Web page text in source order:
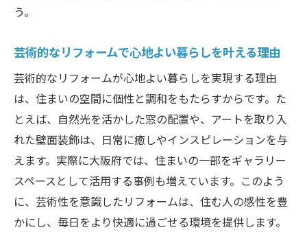
う。
芸術的なリフォームで心地よい暮らしを叶える理由
芸術的なリフォームが心地よい暮らしを実現する理由
は、住まいの空間に個性と調和をもたらすからです。た
とえば、自然光を活かした窓の配置や、アートを取り入
れた壁面装飾は、日常に癒しやインスピレーションを与
えます。実際に大阪府では、住まいの一部をギャラリー
スペースとして活用する事例も増えています。このよう
に、芸術性を意識したリフォームは、住む人の感性を豊
かにし、毎日をより快適に過ごせる環境を提供します。